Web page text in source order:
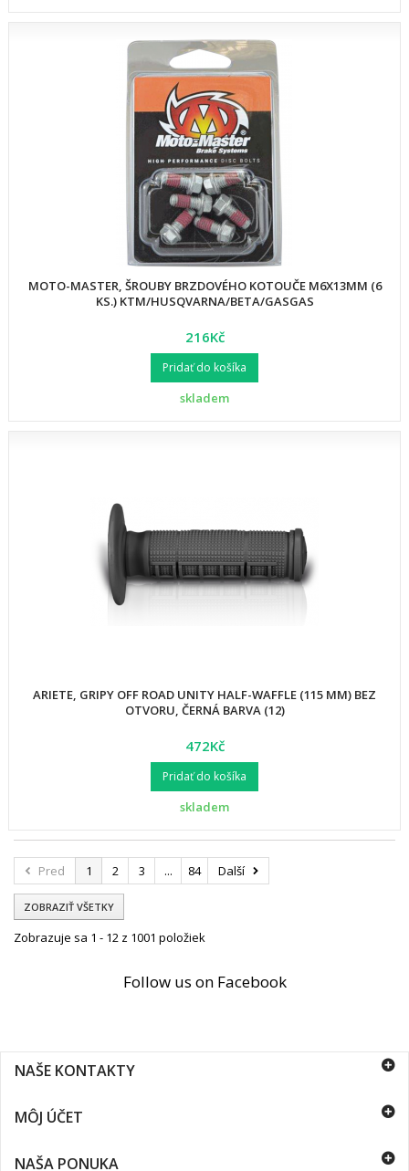
MOTO-MASTER, ŠROUBY BRZDOVÉHO KOTOUČE M6X13MM (6
KS.) KTM/HUSQVARNA/BETA/GASGAS
216Kč
Pridať do košíka
skladem
ARIETE, GRIPY OFF ROAD UNITY HALF-WAFFLE (115 MM) BEZ
OTVORU, ČERNÁ BARVA (12)
472Kč
Pridať do košíka
skladem
Pred 1 2 3 ... 84 Další
ZOBRAZIŤ VŠETKY
Zobrazuje sa 1 - 12 z 1001 položiek
Follow us on Facebook
NAŠE KONTAKTY
MÔJ ÚČET
NAŠA PONUKA